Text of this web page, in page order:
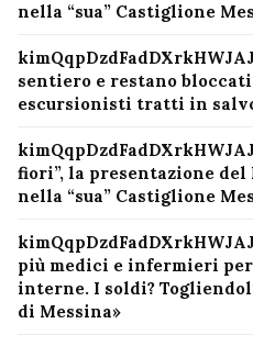
nella “sua” Castiglione
sentiero e restano
escursionisti tratti in
fiori”, la presentazione
nella “sua” Castiglione
più medici e infermieri
interne. I soldi?
di Messina»